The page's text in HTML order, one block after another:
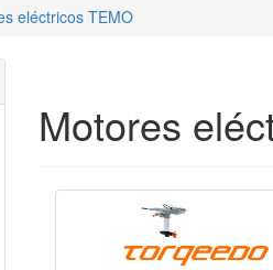
eléctricos TEMO
Motores